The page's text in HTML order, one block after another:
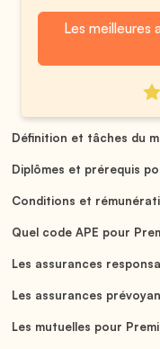
Les meilleures
Définition et tâches du
Diplômes et prérequis
Conditions et
Quel code APE pour
Les assurances
Les assurances
Les mutuelles pour